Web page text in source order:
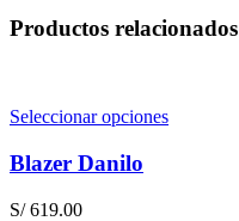
Productos relacionados
Seleccionar opciones
Blazer Danilo
S/619.00